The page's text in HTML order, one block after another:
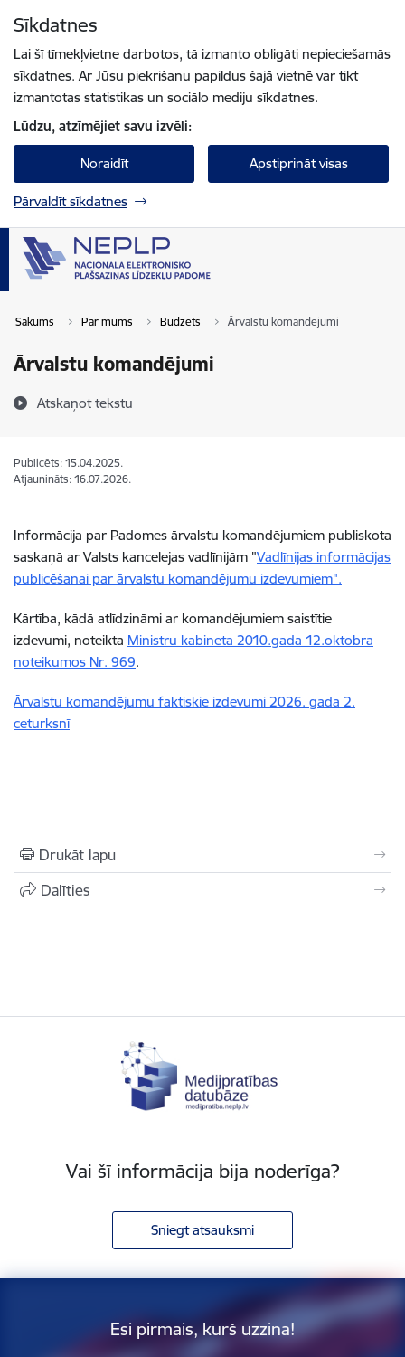
Sīkdatnes
Lai šī tīmekļvietne darbotos, tā izmanto obligāti nepieciešamās
sīkdatnes. Ar Jūsu piekrišanu papildus šajā vietnē var tikt
izmantotas statistikas un sociālo mediju sīkdatnes.
Lūdzu, atzīmējiet savu izvēli:
Noraidīt Apstiprināt visas
Pārvaldīt sīkdatnes
Sākums Par mums Budžets Ārvalstu komandējumi
Ārvalstu komandējumi
Atskaņot tekstu
Publicēts: 15.04.2025.
Atjaunināts: 16.07.2026.
Informācija par Padomes ārvalstu komandējumiem publiskota
saskaņā ar Valsts kancelejas vadlīnijām "Vadlīnijas informācijas
publicēšanai par ārvalstu komandējumu izdevumiem".
Kārtība, kādā atlīdzināmi ar komandējumiem saistītie
izdevumi, noteikta Ministru kabineta 2010.gada 12.oktobra
noteikumos Nr. 969.
Ārvalstu komandējumu faktiskie izdevumi 2026. gada 2.
ceturksnī
Drukāt lapu
Dalīties
Vai šī informācija bija noderīga?
Sniegt atsauksmi
Esi pirmais, kurš uzzina!